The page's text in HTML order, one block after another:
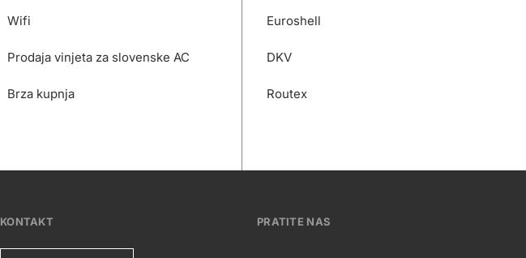
Wifi
Prodaja vinjeta za slovenske AC
Brza kupnja
Euroshell
DKV
Routex
KONTAKT PRATITE NAS